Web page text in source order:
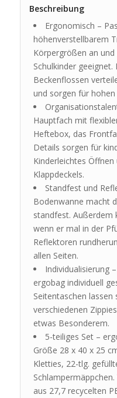
Beschreibung
Ergonomisch –
höhenverstellbarem
Körpergrößen an
Schulkinder
Beckenflossen
und sorgen für
Hauptfach mit
Heftebox, das
Details sorgen für
Kinderleichtes Öffnen
Klappdeckels.
Standfest und
Bodenwanne macht
standfest. Außerdem
wenn er mal in der
Reflektoren
allen Seiten.
Individualisierung
ergobag individuell
Seitentaschen lassen
verschiedenen
etwas Besonderem.
5-teiliges Set –
Größe 28 x 40 x 25
Kletties, 22-tlg.
aus 27,7 recycelten